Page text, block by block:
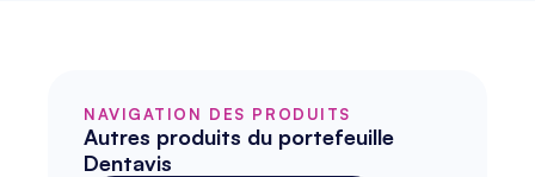
NAVIGATION DES PRODUITS
Autres produits du portefeuille
Dentavis